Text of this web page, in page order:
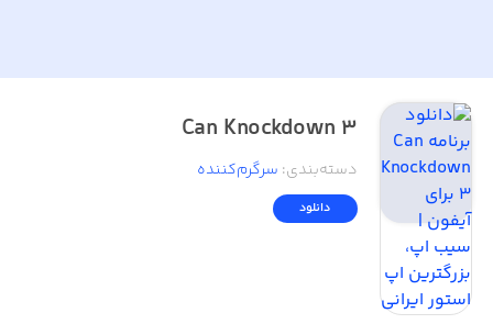
Can Knockdown 3
دسته‌بندی: سرگرم‌کننده
دانلود